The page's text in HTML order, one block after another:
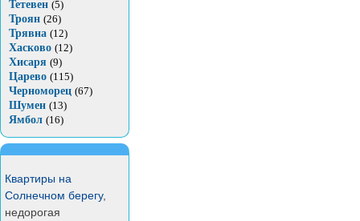
Тетевен (5)
Троян (26)
Трявна (12)
Хасково (12)
Хисаря (9)
Царево (115)
Черноморец (67)
Шумен (13)
Ямбол (16)
Квартиры на
Солнечном берегу,
недорогая